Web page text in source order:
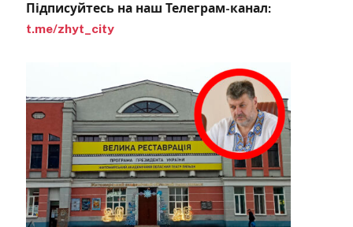
Підписуйтесь на наш Телеграм-канал:
t.me/zhyt_city